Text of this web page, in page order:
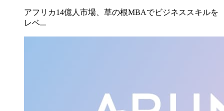
アフリカ14億人市場、草の根MBAでビジネススキルを
レベ...